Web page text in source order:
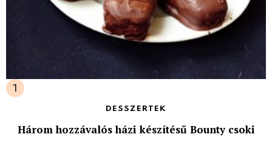
DESSZERTEK
Három hozzávalós házi készítésű Bounty csoki